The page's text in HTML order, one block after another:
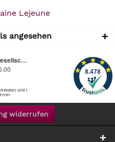
Lejeune
angesehen
widerrufen